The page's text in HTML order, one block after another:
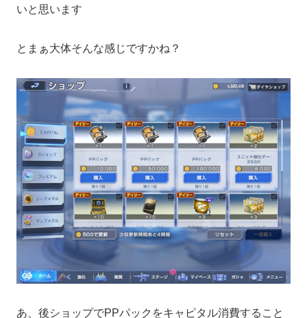
いと思います
とまぁ大体そんな感じですかね？
あ、後ショップでPPパックをキャピタル消費すること